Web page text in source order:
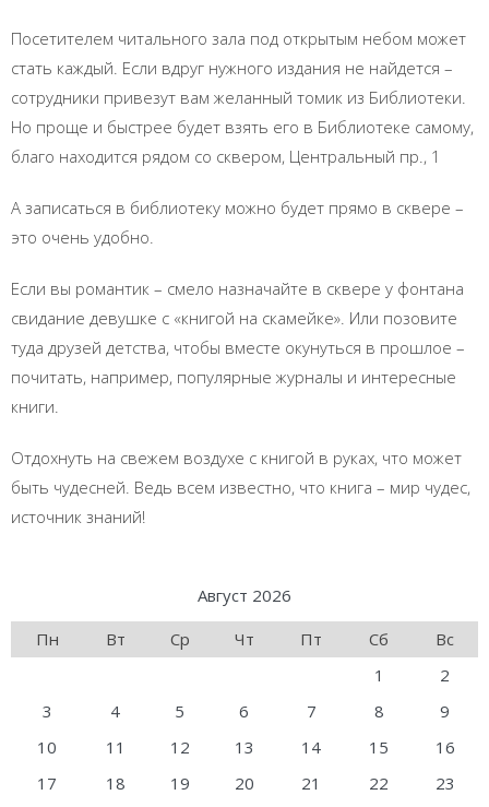
Посетителем читального зала под открытым небом может
стать каждый. Если вдруг нужного издания не найдется –
сотрудники привезут вам желанный томик из Библиотеки.
Но проще и быстрее будет взять его в Библиотеке самому,
благо находится рядом со сквером, Центральный пр., 1
А записаться в библиотеку можно будет прямо в сквере –
это очень удобно.
Если вы романтик – смело назначайте в сквере у фонтана
свидание девушке с «книгой на скамейке». Или позовите
туда друзей детства, чтобы вместе окунуться в прошлое –
почитать, например, популярные журналы и интересные
книги.
Отдохнуть на свежем воздухе с книгой в руках, что может
быть чудесней. Ведь всем известно, что книга – мир чудес,
источник знаний!
Август 2026
Пн
Вт Ср Чт Пт Сб
Вс
1
2
3
4 5 6 7 8
9
10
11 12 13 14 15
16
17
18 19 20 21 22
23